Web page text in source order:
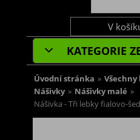
V
KATEGORIE
Úvodní stránka »
Nášivky » Nášivky malé »
Nášivka - Tři lebky fialovo-